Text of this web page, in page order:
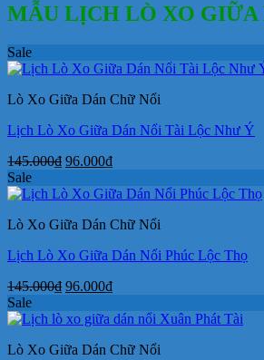
MẪU LỊCH LÒ XO GIỮA
Sale
Lò Xo Giữa Dán Chữ Nổi
Lịch Lò Xo Giữa Dán Nổi Tài Lộc Như Ý
145.000₫ Giá
là:
96.000₫Giá
tại
96.000₫.
Sale
Lò Xo Giữa Dán Chữ Nổi
Lịch Lò Xo Giữa Dán Nổi Phúc Lộc Thọ
145.000₫ Giá
là:
96.000₫Giá
tại
96.000₫.
Sale
Lò Xo Giữa Dán Chữ Nổi